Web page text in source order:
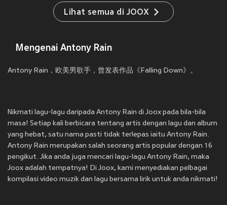
Lihat semua di JOOX
Mengenai Antony Rain
Antony Rain，欧美男歌手，曾发表作品《Falling Down》。
Nikmati lagu-lagu daripada Antony Rain di Joox pada bila-bila
masa! Setiap kali berbicara tentang artis dengan lagu dan album
yang hebat, satu nama pasti tidak terlepas iaitu Antony Rain.
Antony Rain merupakan salah seorang artis popular dengan 16
pengikut. Jika anda juga mencari lagu-lagu Antony Rain, maka
Joox adalah tempatnya! Di Joox, kami menyediakan pelbagai
kompilasi video muzik dan lagu bersama lirik untuk anda nikmati!